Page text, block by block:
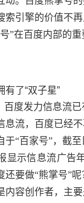
索引擎的价值不
”在百度内部的
生态拥有
百度发力信息流
息流，百度已经
于“百家号”，截
显示信息流广告
还要做“熊掌号”
内容创作者，主